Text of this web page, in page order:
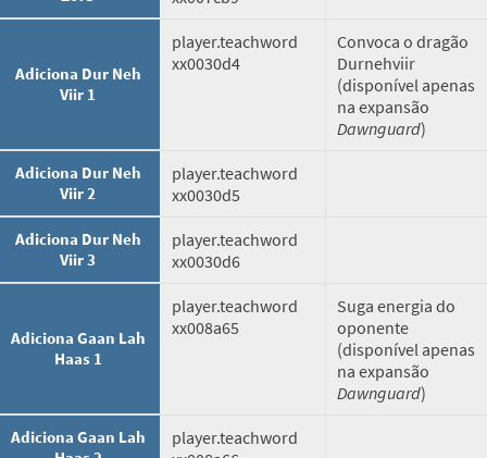
Adiciona Dur Neh
Viir 1
player.teachword
xx0030d4
Convoca o dragão
Durnehviir
(disponível apenas
na expansão
Dawnguard)
Adiciona Dur Neh
Viir 2
player.teachword
xx0030d5
Adiciona Dur Neh
Viir 3
player.teachword
xx0030d6
Adiciona Gaan Lah
Haas 1
player.teachword
xx008a65
Suga energia do
oponente
(disponível apenas
na expansão
Dawnguard)
Adiciona Gaan Lah
player.teachword